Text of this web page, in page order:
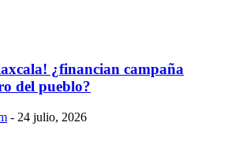
¿financian campaña
del pueblo?
- 24 julio, 2026